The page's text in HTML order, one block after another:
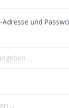
Adresse und